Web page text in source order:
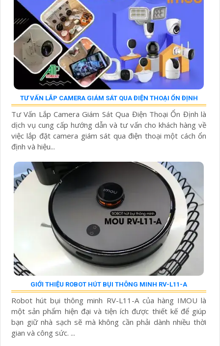
TƯ VẤN LẮP CAMERA GIÁM SÁT QUA ĐIỆN THOẠI ỔN ĐỊNH
Tư Vấn Lắp Camera Giám Sát Qua Điện Thoại Ổn Định là
dịch vụ cung cấp hướng dẫn và tư vấn cho khách hàng về
việc lắp đặt camera giám sát qua điện thoại một cách ổn
định và hiệu...
GIỚI THIỆU ROBOT HÚT BỤI THÔNG MINH RV-L11-A
Robot hút bụi thông minh RV-L11-A của hàng IMOU là
một sản phẩm hiện đại và tiện ích được thiết kế để giúp
bạn giữ nhà sạch sẽ mà không cần phải dành nhiều thời
gian và công sức. ...